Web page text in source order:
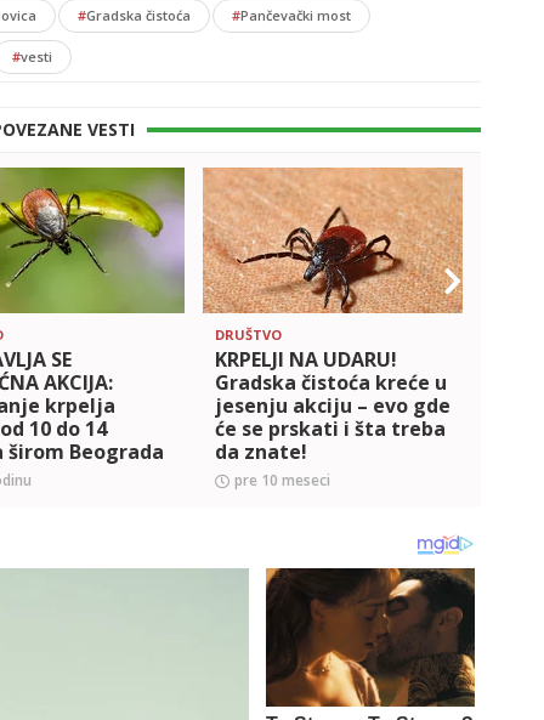
#Gradska čistoća #Pančevački most
#vesti
VESTI
SE
AKCIJA:
krpelja
10 do 14
širom Beograda
DRUŠTVO
KRPELJI NA UDARU!
Gradska čistoća kreće u
jesenju akciju – evo gde
će se prskati i šta treba
da znate!
pre 10 meseci